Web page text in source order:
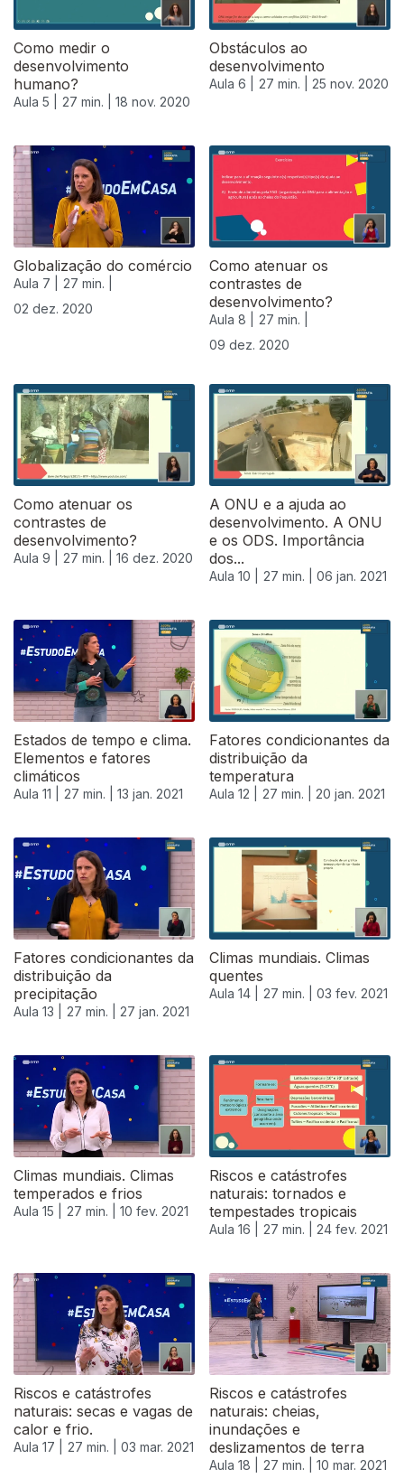
Como medir o
desenvolvimento
humano?
Aula 5 | 27 min. | 18 nov. 2020
Obstáculos ao
desenvolvimento
Aula 6 | 27 min. | 25 nov. 2020
Globalização do comércio
Aula 7 |
27 min. |
02 dez. 2020
Como atenuar os
contrastes de
desenvolvimento?
Aula 8 |
27 min. |
09 dez. 2020
Como atenuar os
contrastes de
desenvolvimento?
Aula 9 | 27 min. | 16 dez. 2020
A ONU e a ajuda ao
desenvolvimento. A ONU
e os ODS. Importância
dos...
Aula 10 | 27 min. | 06 jan. 2021
Estados de tempo e clima.
Elementos e fatores
climáticos
Aula 11 | 27 min. | 13 jan. 2021
Fatores condicionantes da
distribuição da
temperatura
Aula 12 | 27 min. | 20 jan. 2021
518786
Fatores condicionantes da
distribuição da
precipitação
Aula 13 | 27 min. | 27 jan. 2021
Climas mundiais. Climas
quentes
Aula 14 | 27 min. | 03 fev. 2021
Climas mundiais. Climas
temperados e frios
Aula 15 | 27 min. | 10 fev. 2021
Riscos e catástrofes
naturais: tornados e
tempestades tropicais
Aula 16 | 27 min. | 24 fev. 2021
Riscos e catástrofes
naturais: secas e vagas de
calor e frio.
Aula 17 | 27 min. | 03 mar. 2021
Riscos e catástrofes
naturais: cheias,
inundações e
deslizamentos de terra
Aula 18 | 27 min. | 10 mar. 2021